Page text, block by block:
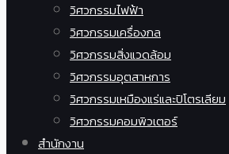
วิศวกรรมไฟฟ้า
วิศวกรรมเครื่องกล
วิศวกรรมสิ่งแวดล้อม
วิศวกรรมอุตสาหการ
วิศวกรรมเหมืองแร่และปิโตรเลียม
วิศวกรรมคอมพิวเตอร์
สำนักงาน